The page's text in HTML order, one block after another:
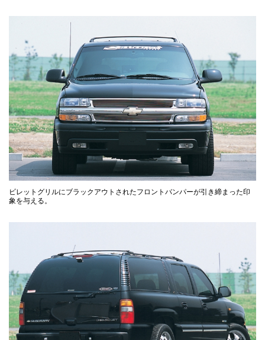
ビレットグリルにブラックアウトされたフロントバンパーが引き締まった印
象を与える。